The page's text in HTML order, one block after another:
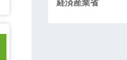
経済産業省